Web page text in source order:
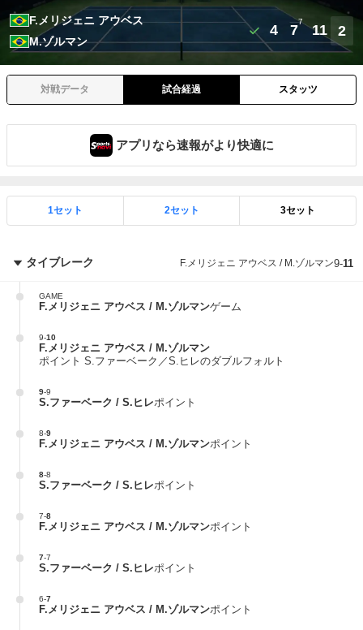
F.メリジェニ アウベス
M.ゾルマン
4 7
7
11 2
対戦データ 試合経過 スタッツ
アプリなら速報がより快適に
1セット 2セット 3セット
タイブレーク F.メリジェニ アウベス / M.ゾルマン9-11
GAME
F.メリジェニ アウベス / M.ゾルマンゲーム
9-10
F.メリジェニ アウベス / M.ゾルマン
ポイント S.ファーベーク／S.ヒレのダブルフォルト
9-9
S.ファーベーク / S.ヒレポイント
8-9
F.メリジェニ アウベス / M.ゾルマンポイント
8-8
S.ファーベーク / S.ヒレポイント
7-8
F.メリジェニ アウベス / M.ゾルマンポイント
7-7
S.ファーベーク / S.ヒレポイント
6-7
F.メリジェニ アウベス / M.ゾルマンポイント